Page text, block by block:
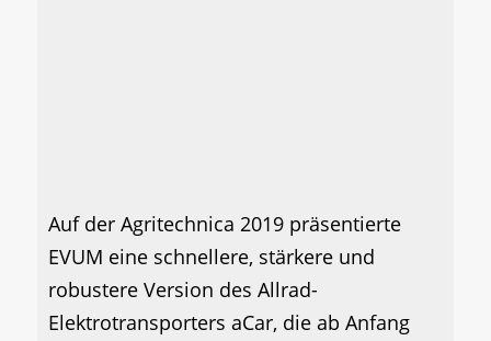
Auf der Agritechnica 2019 präsentierte
EVUM eine schnellere, stärkere und
robustere Version des Allrad-
Elektrotransporters aCar, die ab Anfang